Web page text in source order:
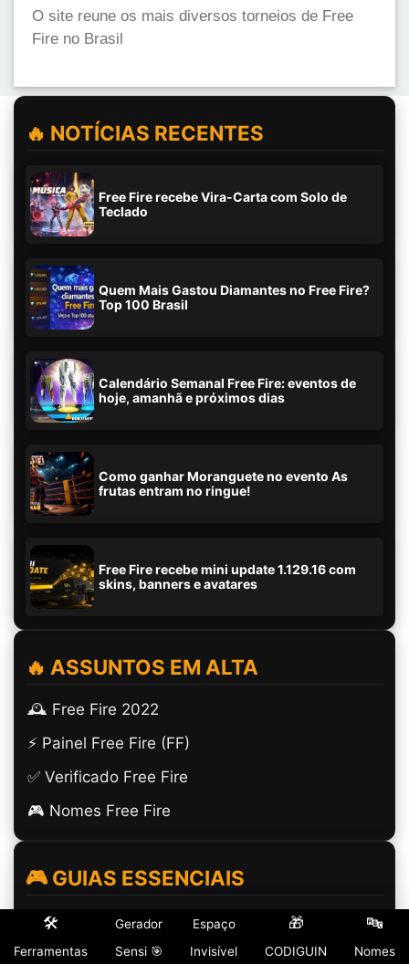
O site reune os mais diversos torneios de Free
Fire no Brasil
🔥 NOTÍCIAS RECENTES
Free Fire recebe Vira-Carta com Solo de
Teclado
Quem Mais Gastou Diamantes no Free Fire?
Top 100 Brasil
Calendário Semanal Free Fire: eventos de
hoje, amanhã e próximos dias
Como ganhar Moranguete no evento As
frutas entram no ringue!
Free Fire recebe mini update 1.129.16 com
skins, banners e avatares
🔥 ASSUNTOS EM ALTA
🕰️ Free Fire 2022
⚡ Painel Free Fire (FF)
✅ Verificado Free Fire
🎮 Nomes Free Fire
🎮 GUIAS ESSENCIAIS
(ㅤ) Espaço Invisível
Dicas e Guias Free Fire
🛠️
Ferramentas
Gerador
Sensi 🎯
Espaço
Invisível
🎁
CODIGUIN
🔤
Nomes